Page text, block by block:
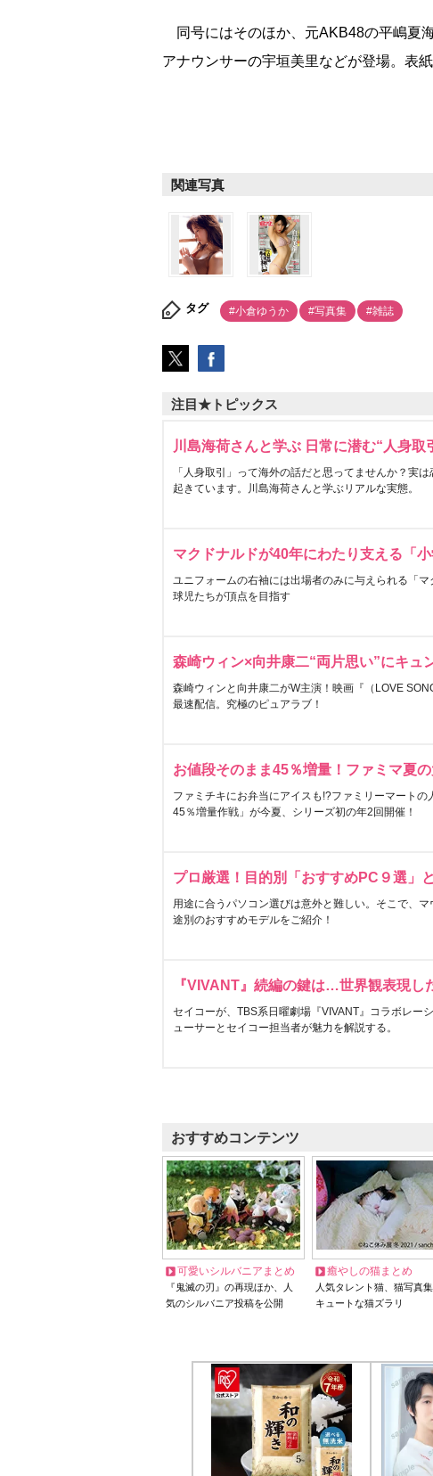
同号にはそのほか、元AKB48の平嶋夏
アナウンサーの宇垣美里などが登場。表
関連写真
タグ #小倉ゆうか #写真集 #雑誌
注目★トピックス
川島海荷さんと学ぶ 日常に潜む“人身取
「人身取引」って海外の話だと思ってませんか？実
起きています。川島海荷さんと学ぶリアルな実態。
マクドナルドが40年にわたり支える「小
ユニフォームの右袖には出場者のみに与えられる「
球児たちが頂点を目指す
森崎ウィン×向井康二“両片思い”にキュ
森崎ウィンと向井康二がW主演！映画『（LOVE
最速配信。究極のピュアラブ！
お値段そのまま45％増量！ファミマ夏
ファミチキにお弁当にアイスも!?ファミリーマートの
45％増量作戦」が今夏、シリーズ初の年2回開催！
プロ厳選！目的別「おすすめPC９選」
用途に合うパソコン選びは意外と難しい。そこで、
途別のおすすめモデルをご紹介！
『VIVANT』続編の鍵は…世界観表現し
セイコーが、TBS系日曜劇場『VIVANT』コラボレー
ューサーとセイコー担当者が魅力を解説する。
おすすめコンテンツ
可愛いシルバニアまとめ
『鬼滅の刃』の再現ほか、人
気のシルバニア投稿を公開
癒やしの猫まとめ
人気タレント猫、猫写真
キュートな猫ズラリ